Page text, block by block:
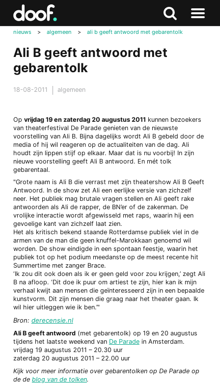
Zoeken
Naar
nieuws > algemeen > ali b geeft antwoord met gebarentolk
Ali B geeft antwoord met
gebarentolk
18-08-2011 algemeen
Op vrijdag 19 en zaterdag 20 augustus 2011 kunnen bezoekers
van theaterfestival De Parade genieten van de nieuwste
voorstelling van Ali B. Bijna dagelijks wordt Ali B gebeld door de
media of hij wil reageren op de actualiteiten van de dag. Ali
houdt zijn lippen stijf op elkaar. Maar dat is nu voorbij! In zijn
nieuwe voorstelling geeft Ali B antwoord. En mét tolk
gebarentaal.
"Grote naam is Ali B die verrast met zijn theatershow Ali B Geeft
Antwoord. In de show zet Ali een eerlijke versie van zichzelf
neer. Het publiek mag brutale vragen stellen en Ali geeft rake
antwoorden als Ali de rapper, de BN’er of de zakenman. De
vrolijke interactie wordt afgewisseld met raps, waarin hij een
gevoelige kant van zichzelf laat zien.
Het als kritisch bekend staande Rotterdamse publiek viel in de
armen van de man die geen knuffel-Marokkaan genoemd wil
worden. De show eindigde in een spontaan feestje, waarin het
publiek tot op het podium meedanste op de meest recente hit
Summertime met zanger Brace.
‘Ik zou dit ook doen als ik er geen geld voor zou krijgen,’ zegt Ali
B na afloop. ‘Dit doe ik puur om artiest te zijn, hier kan ik mijn
verhaal kwijt aan mensen die geïnteresseerd zijn in een bepaalde
kunstvorm. Dit zijn mensen die graag naar het theater gaan. Ik
wil hier uitleggen wie ik ben.’"
Bron: derecensie.nl
Ali B geeft antwoord(met gebarentolk) op 19 en 20 augustus
tijdens het laatste weekend van De Paradein Amsterdam.
vrijdag 19 augustus 2011 – 20.30 uur
zaterdag 20 augustus 2011 – 22.00 uur
Kijk voor meer informatie over gebarentolken op De Parade op
de de blog van de tolken.
Doof.nl
Zoeken